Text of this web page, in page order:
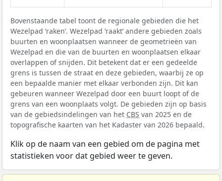
Bovenstaande tabel toont de regionale gebieden die het
Wezelpad ‘raken’. Wezelpad ‘raakt’ andere gebieden zoals
buurten en woonplaatsen wanneer de geometrieën van
Wezelpad en die van de buurten en woonplaatsen elkaar
overlappen of snijden. Dit betekent dat er een gedeelde
grens is tussen de straat en deze gebieden, waarbij ze op
een bepaalde manier met elkaar verbonden zijn. Dit kan
gebeuren wanneer Wezelpad door een buurt loopt of de
grens van een woonplaats volgt. De gebieden zijn op basis
van de gebiedsindelingen van het CBS van 2025 en de
topografische kaarten van het Kadaster van 2026 bepaald.
Klik op de naam van een gebied om de pagina met
statistieken voor dat gebied weer te geven.